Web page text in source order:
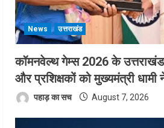
News उत्तराखंड
कॉमनवेल्थ गेम्स 2026 के
और प्रशिक्षकों को मुख्यमंत्री धामी
पहाड़ का सच August 7, 2026